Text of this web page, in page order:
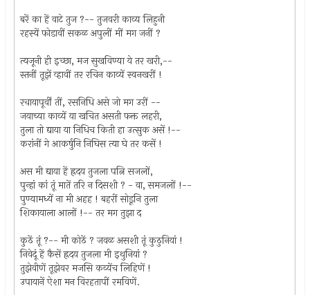
बरें का हें वाटे तुज ?-- तुजवरी काव्य लिहुनी
रहस्यें फोडावीं सकळ अपुलीं मीं मग जनीं ?
त्यजूनी ही इच्छा, मज सुखविण्या ये तर खरी,--
स्तनीं तूझें व्हावीं तर रचिन काव्यें स्वनखरीं !
रचायापूर्वीं तीं, रसनिधि असे जो मग उरीं --
जयाच्या काव्यें या खचित असती फक्त लहरी,
तुला तो द्याया या निधिच किती हा उत्सुक असें !--
करांनीं गे आकर्षुनि निघिस त्या घे तर कसें !
अस मी द्याया हें ह्रदय तुजला पत्नि सजलों,
पुन्हां कां तूं मातें तरि न दिसशी ? - वा, समजलों !--
पुण्यामध्यें ना मी अहह ! बहरीं सोडूनि तुला
शिकायाला आलों !-- तर मग तुझा द
कुठें तूं ?-- मी कोठें ? जवळ असशी तूं कुठुनियां !
निवेदूं हें कैसें ह्रदय तुजला मी इथुनियां ?
तुझेवीणें तूझेवर मजसि कव्येंच लिहिणें !
उपायानें ऐशा मन विरहतापीं रमविणें.